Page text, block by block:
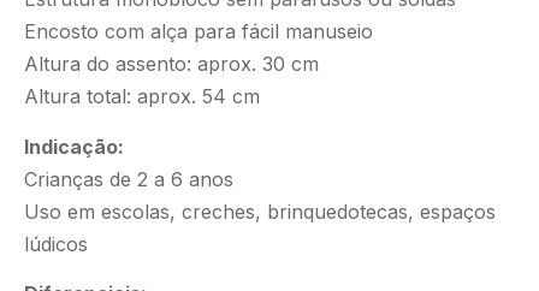
Encosto com alça para fácil manuseio
Altura do assento: aprox. 30 cm
Altura total: aprox. 54 cm
Indicação:
Crianças de 2 a 6 anos
Uso em escolas, creches, brinquedotecas, espaços
lúdicos